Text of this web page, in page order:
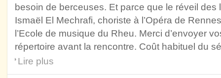
besoin de berceuses. Et parce que le réveil des
Ismaël El Mechrafi, choriste à l’Opéra de
l’Ecole de musique du Rheu. Merci d’envoyer
répertoire avant la rencontre. Coût habituel du
Lire plus